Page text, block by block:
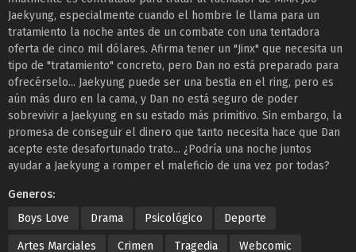
Jaekyung, especialmente cuando el hombre le llama para un
tratamiento la noche antes de un combate con una tentadora
oferta de cinco mil dólares. Afirma tener un "Jinx" que necesita un
tipo de "tratamiento" concreto, pero Dan no está preparado para
ofrecérselo... Jaekyung puede ser una bestia en el ring, pero es
aún más duro en la cama, y Dan no está seguro de poder
sobrevivir a Jaekyung en su estado más primitivo. Sin embargo, la
promesa de conseguir el dinero que tanto necesita hace que Dan
acepte este desafortunado trato... ¿Podría una noche juntos
ayudar a Jaekyung a romper el maleficio de una vez por todas?
Generos:
Boys Love
Drama Psicológico Deporte
Artes Marciales Crimen Tragedia Webcomic